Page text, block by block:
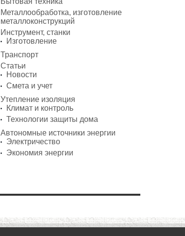
Металлообработка, изготовление
металлоконструкций
Инструмент, станки
Изготовление
Транспорт
Статьи
Новости
Смета и учет
Утепление изоляция
Климат и контроль
Технологии защиты дома
Автономные источники энергии
Электричество
Экономия энергии